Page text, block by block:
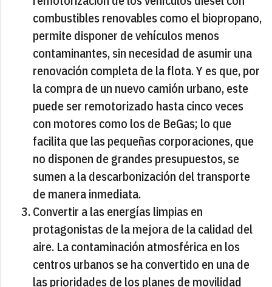
combustibles renovables como el biopropano,
permite disponer de vehículos menos
contaminantes, sin necesidad de asumir una
renovación completa de la flota. Y es que, por
la compra de un nuevo camión urbano, este
puede ser remotorizado hasta cinco veces
con motores como los de BeGas; lo que
facilita que las pequeñas corporaciones, que
no disponen de grandes presupuestos, se
sumen a la descarbonización del transporte
de manera inmediata.
Convertir a las energías limpias en
protagonistas de la mejora de la calidad del
aire. La contaminación atmosférica en los
centros urbanos se ha convertido en una de
las prioridades de los planes de movilidad